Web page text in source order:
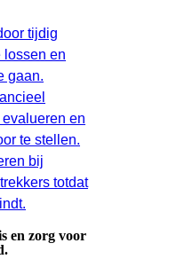
tijdig
lossen en
gaan.
en
te stellen.
bij
totdat
en zorg voor